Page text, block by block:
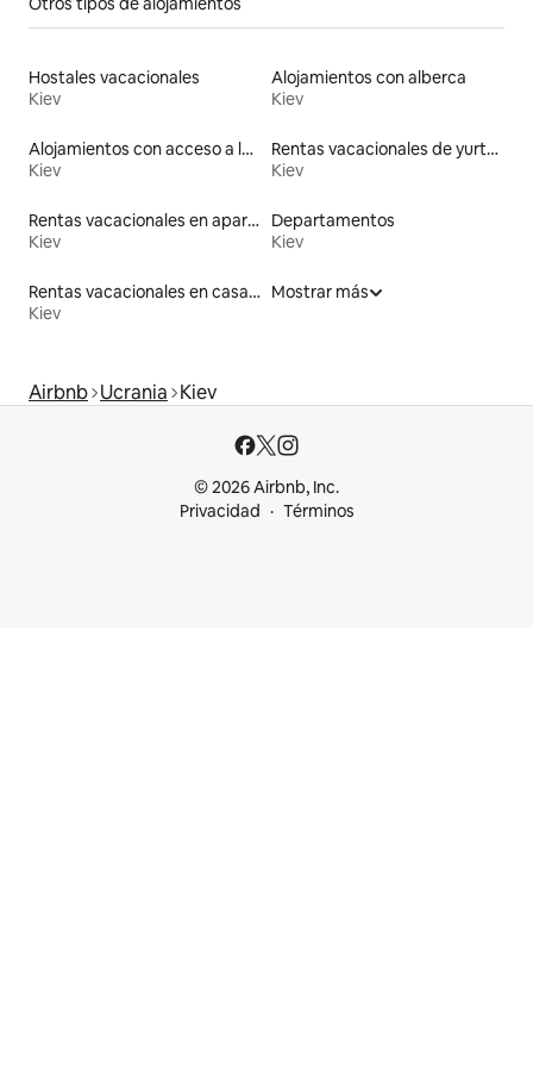
Hostales vacacionales
Kiev
Alojamientos con alberca
Kiev
Alojamientos con acceso a la playa
Kiev
Rentas vacacionales de yurtas con jacuzzi
Kiev
Rentas vacacionales en apartoteles
Kiev
Departamentos
Kiev
Rentas vacacionales en casas adosadas
Kiev
Mostrar más
Airbnb Ucrania Kiev
© 2026 Airbnb, Inc.
Privacidad
Términos